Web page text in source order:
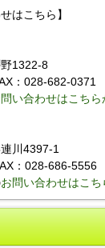
はこちら】
1322-8
：028-682-0371
い合わせはこちら
川4397-1
：028-686-5556
お問い合わせはこち